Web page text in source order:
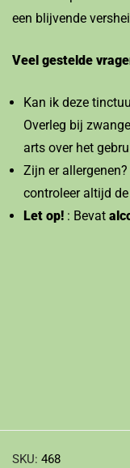
een blijvende
Veel gestelde
Kan ik deze
Overleg bij
arts over het
Zijn er
controleer altijd
Let op! : Bevat
SKU: 468